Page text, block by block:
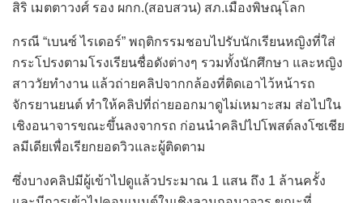
สิริ เมตตาวงศ์ รอง ผกก.(สอบสวน) สภ.เมืองพิษณุโลก
กรณี “เบนซ์ ไรเดอร์” พฤติกรรมชอบไปรับนักเรียนหญิงที่ใส่
กระโปรงตามโรงเรียนชื่อดังต่างๆ รวมทั้งนักศึกษา และหญิง
สาววัยทำงาน แล้วถ่ายคลิปจากกล้องที่ติดเอาไว้หน้ารถ
จักรยานยนต์ ทำให้คลิปที่ถ่ายออกมาดูไม่เหมาะสม ส่อไปใน
เชิงอนาจารขณะขึ้นลงจากรถ ก่อนนำคลิปไปโพสต์ลงโซเชีย
ลมีเดียเพื่อเรียกยอดวิวและผู้ติดตาม
ซึ่งบางคลิปมีผู้เข้าไปดูแล้วประมาณ 1 แสน ถึง 1 ล้านครั้ง